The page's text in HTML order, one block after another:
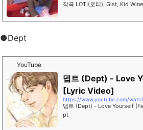
작곡 LOTI(로티), Gist, Kid
●Dept
YouTube
뎁트 (Dept) - Love
[Lyric Video]
https://www.youtube.com/
뎁트 (Dept) - Love Yourself
pt